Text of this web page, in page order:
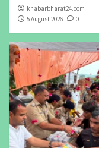
khabarbharat24.com
5 August 2026
0